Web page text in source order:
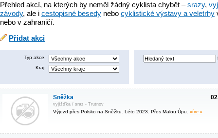
Přehled akcí, na kterých by neměl žádný cyklista chybět –srazy,
závody, ale i cestopisné besedy nebo cyklistické výstavy a veletrhy
nebo v zahraničí.
Přidat akci
Typ akce:
Kraj:
Sněžka
vyjížďka / sraz - Trutnov
Výjezd přes Polsko na Sněžku. Léto 2023. Přes Malou Úpu. více »